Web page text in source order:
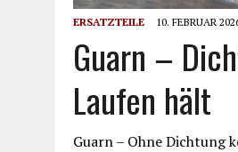
ERSATZTEILE 10. FEBRUAR
Guarn –
Laufen hält
Guarn – Ohne Dichtung